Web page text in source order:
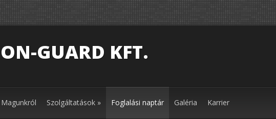
ON-GUARD KFT.
Magunkról Szolgáltatások » Foglalási naptár Galéria Karrier